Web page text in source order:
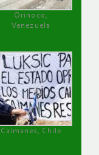
Orinoco,
Venezuela
Caimanes, Chile